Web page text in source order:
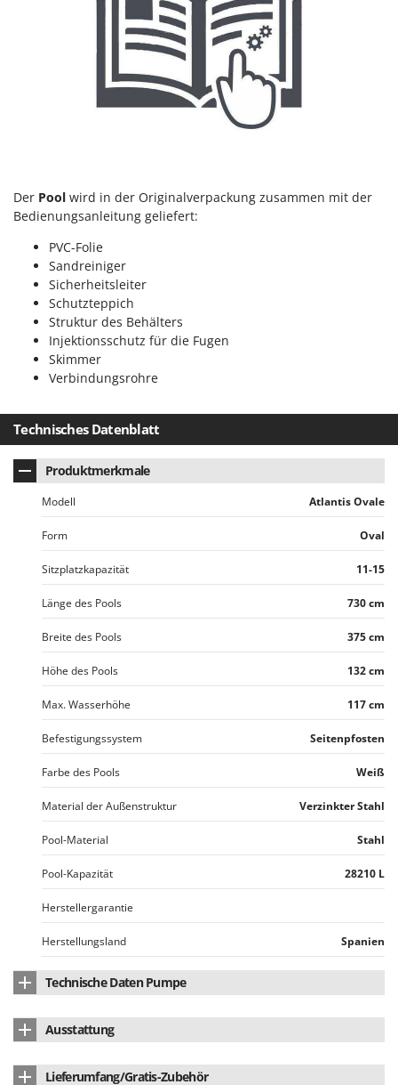
Novatec
O
Officine Savioli
Oliviero
Olix
OMA
Omas
Ompagrill
Ooni
Oriental Koshin
P
Palazzetti
Palumbo Pavi
Partisani
Paterlini
Philips
Pramac
Prismafood
R.G.V.
Reber
Redback
Resto Italia
Ribimex
Ritter
River Systems
Robomow
Rossofuoco
Rover Pompe
Royal Food
Ryobi
S
S.T.P.
Der Pool wird in der Originalverpackung zusammen mit der
Bedienungsanleitung geliefert:
PVC-Folie
Sandreiniger
Sicherheitsleiter
Schutzteppich
Struktur des Behälters
Injektionsschutz für die Fugen
Skimmer
Verbindungsrohre
Technisches Datenblatt
Produktmerkmale
Modell Atlantis Ovale
Form Oval
Sitzplatzkapazität 11-15
Länge des Pools 730 cm
Breite des Pools 375 cm
Höhe des Pools 132 cm
Max. Wasserhöhe 117 cm
Befestigungssystem Seitenpfosten
Farbe des Pools Weiß
Material der Außenstruktur Verzinkter Stahl
Pool-Material Stahl
Pool-Kapazität 28210 L
Herstellergarantie
Herstellungsland Spanien
Technische Daten Pumpe
Filter Sandfilter
Ausstattung
Lieferumfang/Gratis-Zubehör